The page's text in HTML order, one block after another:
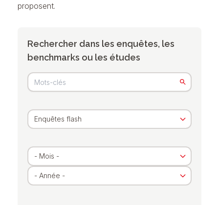
proposent.
Rechercher dans les enquêtes, les
benchmarks ou les études